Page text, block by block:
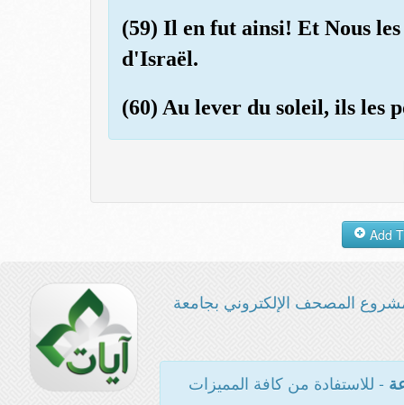
(59) Il en fut ainsi! Et Nous
d'Israël.
(60) Au lever du soleil, ils les
المصحف الإلكتروني بجامعة
- للاستفادة من كافة المميزات